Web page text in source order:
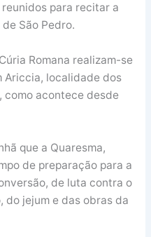
para recitar a
São Pedro.
Romana realizam-se
Ariccia, localidade dos
como acontece desde
que a Quaresma,
de preparação para a
de luta contra o
do jejum e das obras da